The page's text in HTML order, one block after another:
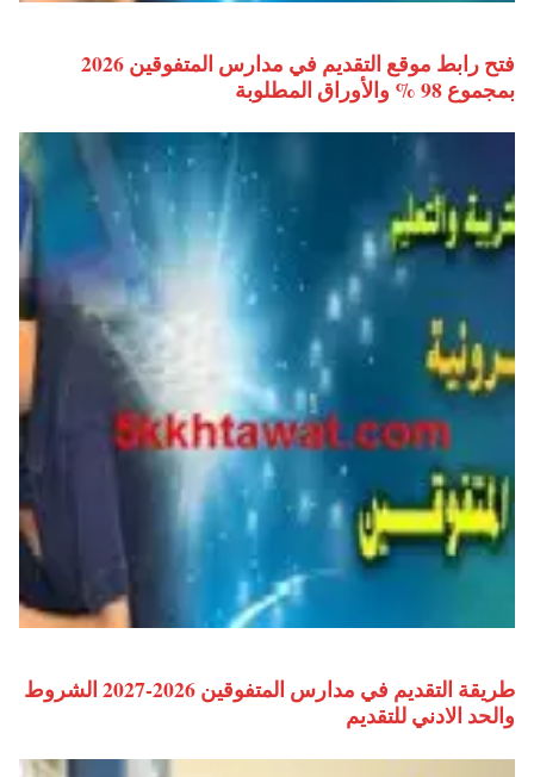
فتح رابط موقع التقديم في مدارس المتفوقين 2026
بمجموع 98 % والأوراق المطلوبة
طريقة التقديم في مدارس المتفوقين 2026-2027 الشروط
والحد الادني للتقديم